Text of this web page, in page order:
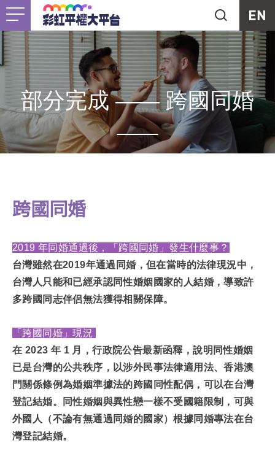
首頁
關於我們
最新消息
工作計畫
友善資源
支持我們
演講邀約
Jump to Main content
部分完成 —— 跨國同婚
籍限制，可與外國人（不論有無通過
婚專法在台灣登記結婚。2024年9月
婚比照異性伴侶，可採用第三地結婚
結婚登記。
跨國同婚
2019 年同婚通過後，「跨國同婚」發生什麼事？
台灣雖然在2019年通過同婚，但在當時的法律現況中，
台灣人只能和已經承認同性婚姻國家的人結婚，導致許
多跨國同志伴侶無法獲得相關保障。
「跨國同婚」現況
在 2023 年 1 月，行政院公告最新函釋，說明同性婚姻
已是台灣的公共秩序，以涉外民事法律適用法、香港澳
門關係條例為婚姻準據法的跨國同性配偶，可以在台灣
登記結婚。同性婚姻與異性戀一樣不受國籍限制，可與
外國人（不論有無通過同婚的國家）根據同婚專法在台
灣登記結婚。